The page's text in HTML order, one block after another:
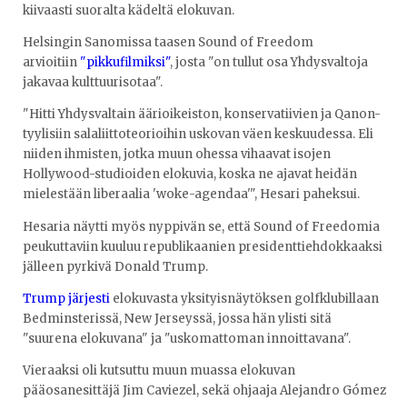
kiivaasti suoralta kädeltä elokuvan.
Helsingin Sanomissa taasen Sound of Freedom
arvioitiin "pikkufilmiksi", josta "on tullut osa Yhdysvaltoja
jakavaa kulttuurisotaa".
"Hitti Yhdysvaltain äärioikeiston, konservatiivien ja Qanon-
tyylisiin salaliittoteorioihin uskovan väen keskuudessa. Eli
niiden ihmisten, jotka muun ohessa vihaavat isojen
Hollywood-studioiden elokuvia, koska ne ajavat heidän
mielestään liberaalia 'woke-agendaa'", Hesari paheksui.
Hesaria näytti myös nyppivän se, että Sound of Freedomia
peukuttaviin kuuluu republikaanien presidenttiehdokkaaksi
jälleen pyrkivä Donald Trump.
Trump järjesti elokuvasta yksityisnäytöksen golfklubillaan
Bedminsterissä, New Jerseyssä, jossa hän ylisti sitä
"suurena elokuvana" ja "uskomattoman innoittavana".
Vieraaksi oli kutsuttu muun muassa elokuvan
pääosanesittäjä Jim Caviezel, sekä ohjaaja Alejandro Gómez